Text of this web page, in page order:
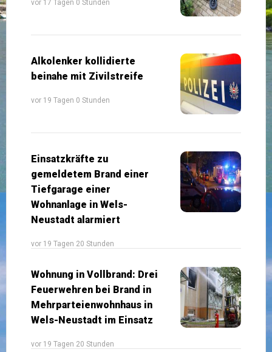
vor 17 Tagen 0 Stunden
Alkolenker kollidierte
beinahe mit Zivilstreife
vor 19 Tagen 0 Stunden
Einsatzkräfte zu
gemeldetem Brand einer
Tiefgarage einer
Wohnanlage in Wels-
Neustadt alarmiert
vor 19 Tagen 20 Stunden
Wohnung in Vollbrand: Drei
Feuerwehren bei Brand in
Mehrparteienwohnhaus in
Wels-Neustadt im Einsatz
vor 19 Tagen 20 Stunden